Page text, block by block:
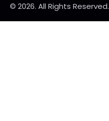
© 2026. All Rights Reserved.